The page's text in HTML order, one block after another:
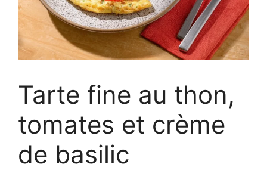
Tarte fine au thon,
tomates et crème
de basilic